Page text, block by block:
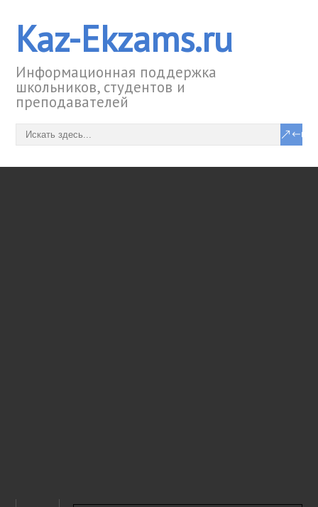
Kaz-Ekzams.ru
Информационная поддержка
школьников, студентов и
преподавателей